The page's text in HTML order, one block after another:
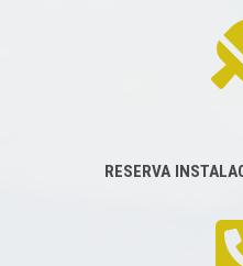
RESERVA